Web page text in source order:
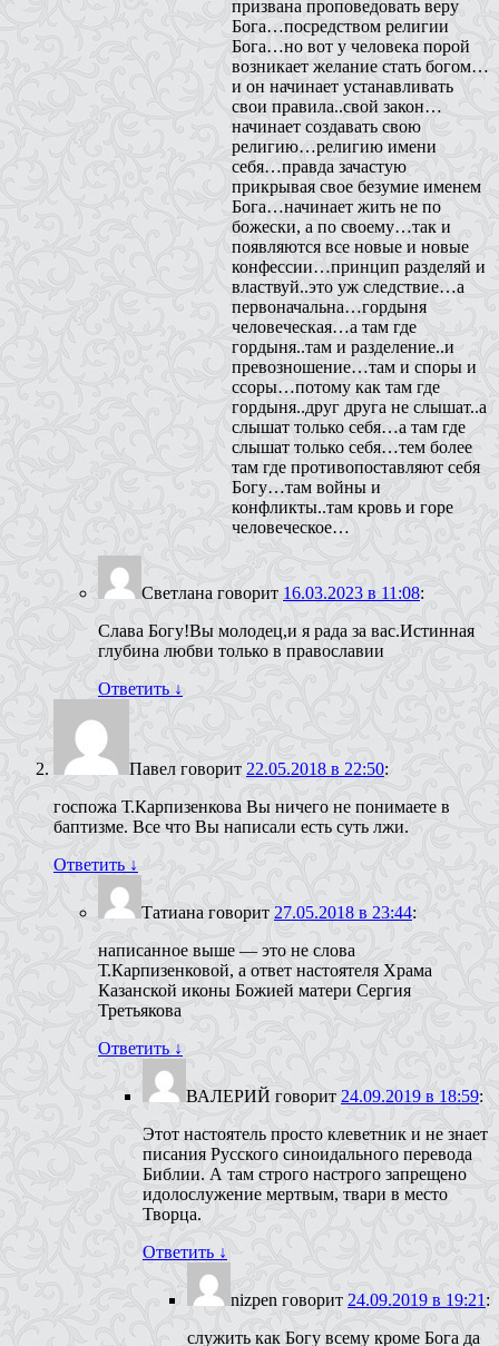
призвана проповедовать веру
Бога…посредством религии
Бога…но вот у человека порой
возникает желание стать богом…
и он начинает устанавливать
свои правила..свой закон…
начинает создавать свою
религию…религию имени
себя…правда зачастую
прикрывая свое безумие именем
Бога…начинает жить не по
божески, а по своему…так и
появляются все новые и новые
конфессии…принцип разделяй и
властвуй..это уж следствие…а
первоначальна…гордыня
человеческая…а там где
гордыня..там и разделение..и
превозношение…там и споры и
ссоры…потому как там где
гордыня..друг друга не слышат..а
слышат только себя…а там где
слышат только себя…тем более
там где противопоставляют себя
Богу…там войны и
конфликты..там кровь и горе
человеческое…
Светлана говорит 16.03.2023 в 11:08:
Слава Богу!Вы молодец,и я рада за вас.Истинная
глубина любви только в православии
Ответить ↓
Павел говорит 22.05.2018 в 22:50:
госпожа Т.Карпизенкова Вы ничего не понимаете в
баптизме. Все что Вы написали есть суть лжи.
Ответить↓
Татиана говорит 27.05.2018 в 23:44:
написанное выше — это не слова
Т.Карпизенковой, а ответ настоятеля Храма
Казанской иконы Божией матери Сергия
Третьякова
Ответить ↓
ВАЛЕРИЙ говорит 24.09.2019 в 18:59:
Этот настоятель просто клеветник и не знает
писания Русского синоидального перевода
Библии. А там строго настрого запрещено
идолослужение мертвым, твари в место
Творца.
Ответить ↓
nizpen говорит 24.09.2019 в 19:21 :
служить как Богу всему кроме Бога да